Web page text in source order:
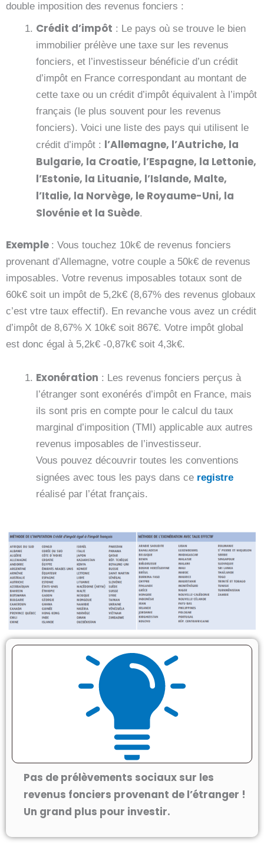
double imposition des revenus fonciers :
Crédit d’impôt : Le pays où se trouve le bien
immobilier prélève une taxe sur les revenus
fonciers, et l’investisseur bénéficie d’un crédit
d’impôt en France correspondant au montant de
cette taxe ou un crédit d’impôt équivalent à l’impôt
français (le plus souvent pour les revenus
fonciers). Voici une liste des pays qui utilisent le
crédit d’impôt : l’Allemagne, l’Autriche, la
Bulgarie, la Croatie, l’Espagne, la Lettonie,
l’Estonie, la Lituanie, l’Islande, Malte,
l’Italie, la Norvège, le Royaume-Uni, la
Slovénie et la Suède.
Exemple : Vous touchez 10k€ de revenus fonciers
provenant d’Allemagne, votre couple a 50k€ de revenus
imposables. Votre revenus imposables totaux sont de
60k€ soit un impôt de 5,2k€ (8,67% des revenus globaux
c’est vtre taux effectif). En revanche vous avez un crédit
d’impôt de 8,67% X 10k€ soit 867€. Votre impôt global
est donc égal à 5,2k€ -0,87k€ soit 4,3k€.
Exonération : Les revenus fonciers perçus à
l’étranger sont exonérés d’impôt en France, mais
ils sont pris en compte pour le calcul du taux
marginal d’imposition (TMI) applicable aux autres
revenus imposables de l’investisseur.
Vous pouvez découvrir toutes les conventions
signées avec tous les pays dans ce registre
réalisé par l’état français.
Pas de prélèvements sociaux sur les
revenus fonciers provenant de l’étranger !
Un grand plus pour investir.